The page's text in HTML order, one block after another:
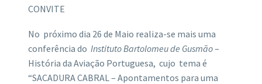
CONVITE
No próximo dia 26 de Maio realiza-se mais uma
conferência do Instituto Bartolomeu de Gusmão–
História da Aviação Portuguesa, cujo tema é
“SACADURA CABRAL – Apontamentos para uma